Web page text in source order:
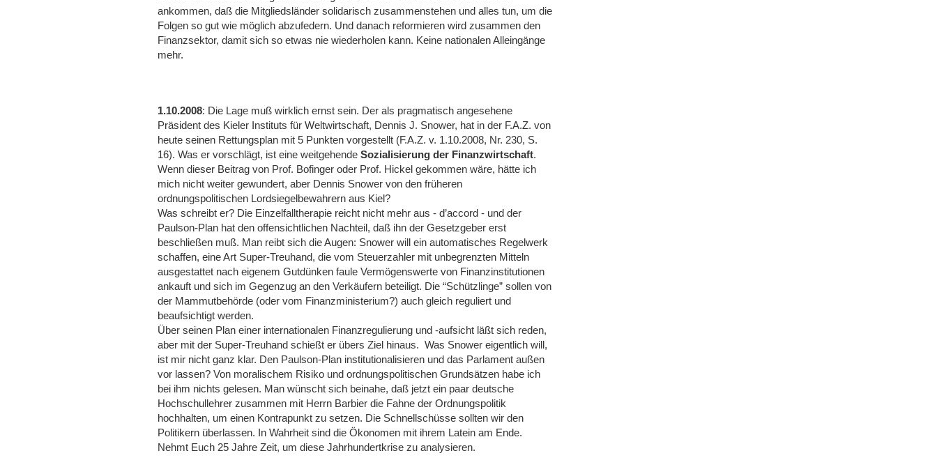
ankommen, daß die Mitgliedsländer solidarisch zusammenstehen und alles tun, um die
Folgen so gut wie möglich abzufedern. Und danach reformieren wird zusammen den
Finanzsektor, damit sich so etwas nie wiederholen kann. Keine nationalen Alleingänge
mehr.
1.10.2008: Die Lage muß wirklich ernst sein. Der als pragmatisch angesehene
Präsident des Kieler Instituts für Weltwirtschaft, Dennis J. Snower, hat in der F.A.Z. von
heute seinen Rettungsplan mit 5 Punkten vorgestellt (F.A.Z. v. 1.10.2008, Nr. 230, S.
16). Was er vorschlägt, ist eine weitgehende Sozialisierung der Finanzwirtschaft.
Wenn dieser Beitrag von Prof. Bofinger oder Prof. Hickel gekommen wäre, hätte ich
mich nicht weiter gewundert, aber Dennis Snower von den früheren
ordnungspolitischen Lordsiegelbewahrern aus Kiel?
Was schreibt er? Die Einzelfalltherapie reicht nicht mehr aus - d’accord - und der
Paulson-Plan hat den offensichtlichen Nachteil, daß ihn der Gesetzgeber erst
beschließen muß. Man reibt sich die Augen: Snower will ein automatisches Regelwerk
schaffen, eine Art Super-Treuhand, die vom Steuerzahler mit unbegrenzten Mitteln
ausgestattet nach eigenem Gutdünken faule Vermögenswerte von Finanzinstitutionen
ankauft und sich im Gegenzug an den Verkäufern beteiligt. Die “Schützlinge” sollen von
der Mammutbehörde (oder vom Finanzministerium?) auch gleich reguliert und
beaufsichtigt werden.
Über seinen Plan einer internationalen Finanzregulierung und -aufsicht läßt sich reden,
aber mit der Super-Treuhand schießt er übers Ziel hinaus. Was Snower eigentlich will,
ist mir nicht ganz klar. Den Paulson-Plan institutionalisieren und das Parlament außen
vor lassen? Von moralischem Risiko und ordnungspolitischen Grundsätzen habe ich
bei ihm nichts gelesen. Man wünscht sich beinahe, daß jetzt ein paar deutsche
Hochschullehrer zusammen mit Herrn Barbier die Fahne der Ordnungspolitik
hochhalten, um einen Kontrapunkt zu setzen. Die Schnellschüsse sollten wir den
Politikern überlassen. In Wahrheit sind die Ökonomen mit ihrem Latein am Ende.
Nehmt Euch 25 Jahre Zeit, um diese Jahrhundertkrise zu analysieren.